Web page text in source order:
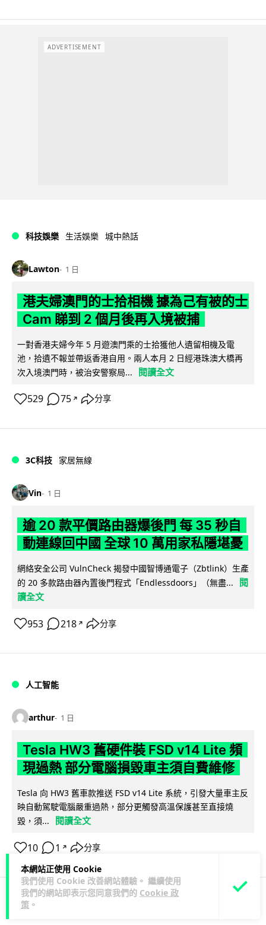
本網站正使用 Cookie
我們使用 Cookie 改善網站體驗。 繼續使用
我們的網站即表示您同意我們的 Cookie 政
策 。
ADVERTISEMENT
科技娛樂 生活娛樂 城中熱話
Lawton 1 日
港夫婦澳門的士拾相機 據為己有被的士
Cam 睇到 2 個月後再入境被捕
一對香港夫婦今年 5 月遊澳門乘的士拾獲他人遺留相機及電
池，拾遺不報並帶返香港自用。兩人本月 2 日經港珠澳大橋再
次入境澳門時，被治安警察局...
閱讀全文
529 75 ↗ 分享
3C科技 家居無線
Vin 1 日
逾 20 款平價路由器爆後門 每 35 秒自
動連線回中國 全球 10 萬用家私隱堪憂
網絡安全公司 VulnCheck 揭發中國智博通電子（Zbtlink）生產
的 20 多款路由器內置後門程式「Endlessdoors」（無盡...
閱
讀全文
953 218 ↗ 分享
人工智能
arthur 1 日
Tesla HW3 舊硬件裝 FSD v14 Lite 頻
現過熱 部分電腦損毀車主須自費維修
Tesla 向 HW3 舊車款推送 FSD v14 Lite 系統，引發大量車主反
映自動駕駛電腦嚴重過熱，部分更觸發高溫保護甚至直接燒
毀，須...
閱讀全文
10 1 ↗ 分享
人工智能